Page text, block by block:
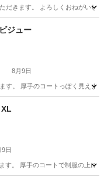
だきます。 よろしくおねがいし
ート
ジュー
8月9日
す。 厚手のコートっぽく見え
9日
。 厚手のコートで制服の上に